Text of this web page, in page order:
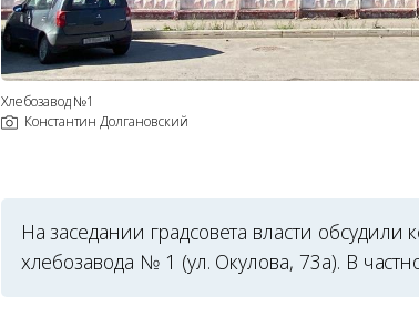
Хлебозавод №1
Константин Долгановский
На заседании градсовета власти
хлебозавода № 1 (ул. Окулова, 73а). В